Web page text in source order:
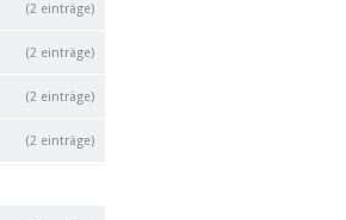
(2 einträge)
(2 einträge)
(2 einträge)
(2 einträge)